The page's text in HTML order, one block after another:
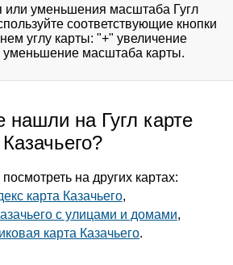
или уменьшения масштаба Гугл
соответствующие кнопки
углу карты: "+" увеличение
масштаба карты.
нашли на Гугл карте
Казачьего?
на других картах:
карта Казачьего,
с улицами и домами,
карта Казачьего.